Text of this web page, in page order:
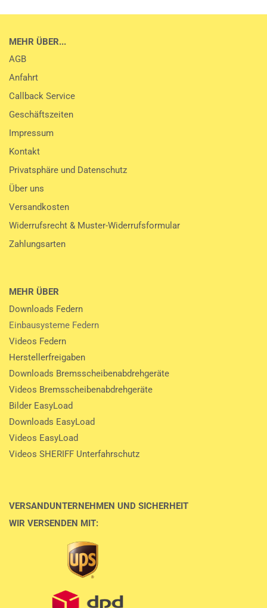
MEHR ÜBER...
AGB
Anfahrt
Callback Service
Geschäftszeiten
Impressum
Kontakt
Privatsphäre und Datenschutz
Über uns
Versandkosten
Widerrufsrecht & Muster-Widerrufsformular
Zahlungsarten
MEHR ÜBER
Downloads Federn
Einbausysteme Federn
Videos Federn
Herstellerfreigaben
Downloads Bremsscheibenabdrehgeräte
Videos Bremsscheibenabdrehgeräte
Bilder EasyLoad
Downloads EasyLoad
Videos EasyLoad
Videos SHERIFF Unterfahrschutz
VERSANDUNTERNEHMEN UND SICHERHEIT
WIR VERSENDEN MIT: